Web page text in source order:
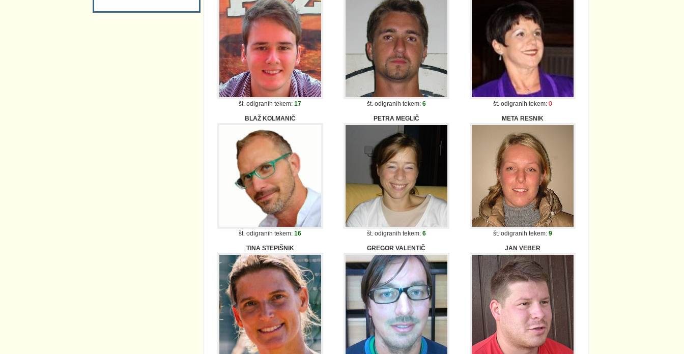
št. odigranih tekem: 17 št. odigranih tekem: 6 št. odigranih tekem: 0
BLAŽ KOLMANIČ
št. odigranih tekem: 16
PETRA MEGLIČ
št. odigranih tekem: 6
META RESNIK
št. odigranih tekem: 9
TINA STEPIŠNIK GREGOR VALENTIČ JAN VEBER